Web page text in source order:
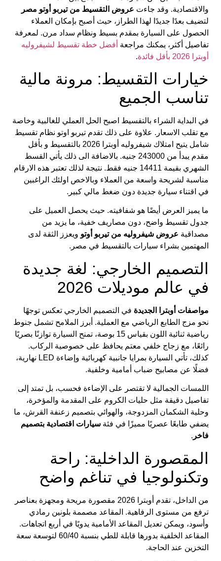
والاقتصادية. وقد جاءت عروض التقسيط من تيربو أوتو مصر
لتضيف بعدًا جديدًا لهذا الطراز، حيث أصبح بإمكان العملاء
الحصول على السيارة بمقدم بسيط ونظام سداد مرن. لمعرفة
تفاصيل أكثر، يمكنك مراجعة أفضل خطة تقسيط لشيفروليه
أوبترا 2026 بأقل فائدة
.
خيارات التقسيط: مرونة مالية
تناسب الجميع
في البداية الشراء بالتقسيط اصبح الحل العملي للغالبية وخاصة
مع تقلب الاسعار. علاوة على ذلك تقدم تيربو اوتو نظام تقسيط
شامل يتيح امتلاك شيفروليه أوبترا 2026 بالتقسيط و بأقل
مقدم يبدأ من 243000 جنيه. بالاضافة الى ذلك يأتي القسط
الشهري بقيمة 14411 جنيه فقط. نتيجة لذلك تعتبر هذه الارقام
مناسبة لشريحة واسعة من العملاء وبالاخص اولئك الراغبين
في اقتناء سيارة جديدة دون ضغط مالي كبير.
ما يميز العرض أيضًا هو شفافيته. حيث يحصل العميل على
جدول تقسيط واضح، دون مصاريف خفية، ما يزيد من
مصداقية عروض شيفروليه من تيربو أوتو ويعزز الثقة لدى
المهتمين بشراء سيارات بالتقسيط في مصر.
التصميم الخارجي: لغة جديدة
في عالم موديلات 2026
مواصفات أوبترا الجديدة في التصميم الخارجي تعكس توجهًا
نحو مزج الطابع الرياضي مع العملية. أبرز الملامح تشمل جنوط
رياضية ثنائية اللون بقياس 15 بوصة، تمنح السيارة توازنًا بصريًا
رائعًا، مع زجاج خلفي معتم يحافظ على خصوصية الركاب.
كذلك، تأتي السيارة بمرايا جانبية كهربائية وإضاءة LED نهارية،
فضلًا عن مصابيح ضباب أمامية وخلفية.
اللمسات الجمالية لا تقتصر على الإضاءة فحسب، بل تمتد إلى
تفاصيل دقيقة مثل حليات الكروم على المقدمة والمؤخرة،
وحلية الشكمان المزدوجة، والهوائي بتصميم زعنفة القرش، ما
يضفي طابعًا عصريًا مميزًا في فئة سيارات اقتصادية بتصميم
فاخر .
المقصورة الداخلية: راحة
وتكنولوجيا في تناغم واضح
من الداخل، تقدم أوبترا 2026 مقصورة مريحة ومجهزة بعناصر
ترفع من مستوى الرفاهية. المقاعد مصممة بلونين رمادي
وأسود، ويمكن تعديل المقاعد الأمامية يدويًا في أربع اتجاهات.
المقاعد الخلفية بدورها قابلة للطي بنسبة 60/40 لتوسعة سعة
التخزين عند الحاجة.